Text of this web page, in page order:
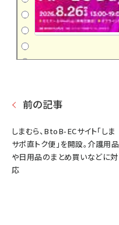
前の記事
しまむら、BtoB-ECサイト「しま
サポ直トク便」を開設。介護用品
や日用品のまとめ買いなどに対
応